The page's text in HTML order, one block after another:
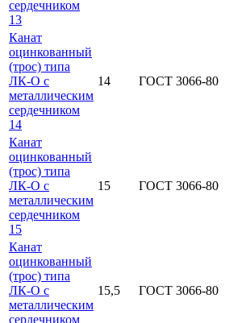
сердечником
13
Канат
оцинкованный
(трос) типа
ЛК-О с
металлическим
сердечником
14
14 ГОСТ 3066-80
Канат
оцинкованный
(трос) типа
ЛК-О с
металлическим
сердечником
15
15 ГОСТ 3066-80
Канат
оцинкованный
(трос) типа
ЛК-О с
металлическим
сердечником
15,5 ГОСТ 3066-80